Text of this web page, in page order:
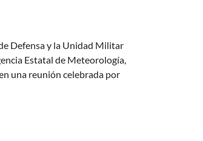
Defensa y la Unidad Militar
Estatal de Meteorología,
una reunión celebrada por